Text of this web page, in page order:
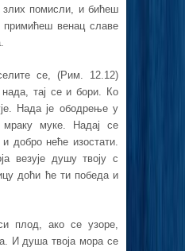
помисли, и бићеш
примићеш венац славе
се, (Рим. 12.12)
тај се и бори. Ко
Нада је ободрење у
муке. Надај се
добро неће изостати.
везује душу твоју с
доћи ће ти победа и
плод, ако се узоре,
И душа твоја мора се